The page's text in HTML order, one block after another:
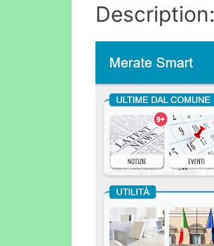
Description: